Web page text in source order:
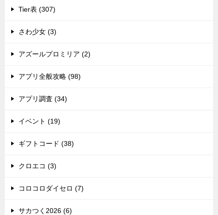
Tier表 (307)
さわ少女 (3)
アズールプロミリア (2)
アプリ全般攻略 (98)
アプリ調査 (34)
イベント (19)
ギフトコード (38)
クロエコ (3)
コロコロダイセロ (7)
サカつく2026 (6)